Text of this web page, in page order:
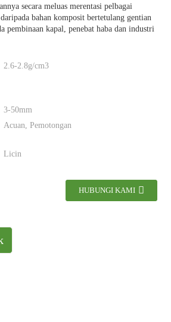
secara meluas merentasi pelbagai
bahan komposit bertetulang gentian
pembinaan kapal, penebat haba dan industri
2.6-2.8g/cm3
3-50mm
Acuan, Pemotongan
Licin
HUBUNGI KAMI